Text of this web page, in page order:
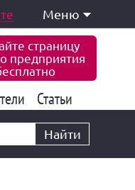
Меню
страницу
предприятия
6 777
Статьи
Найти